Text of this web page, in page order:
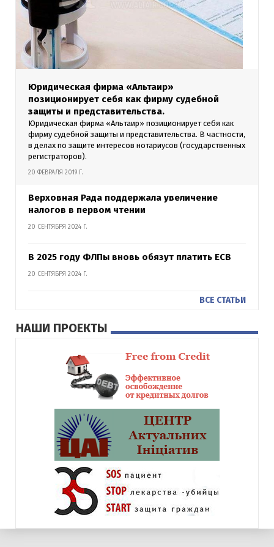
Юридическая фирма «Альтаир»
позиционирует себя как фирму судебной
защиты и представительства.
Юридическая фирма «Альтаир» позиционирует себя как
фирму судебной защиты и представительства. В частности,
в делах по защите интересов нотариусов (государственных
регистраторов).
20 ФЕВРАЛЯ 2019 Г.
Верховная Рада поддержала увеличение
налогов в первом чтении
20 СЕНТЯБРЯ 2024 Г.
В 2025 году ФЛПы вновь обязут платить ЕСВ
20 СЕНТЯБРЯ 2024 Г.
ВСЕ СТАТЬИ
НАШИ ПРОЕКТЫ